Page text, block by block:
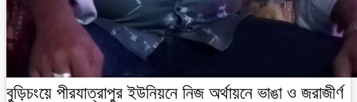
বুড়িচংয়ে পীরযাত্রাপুর ইউনিয়নে নিজ অর্থায়নে ভাঙা ও জরাজীর্ণ